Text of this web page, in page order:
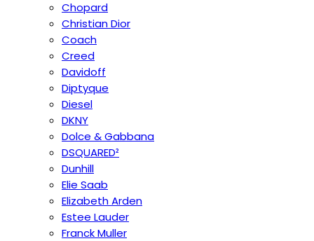
Chopard
Christian Dior
Coach
Creed
Davidoff
Diptyque
Diesel
DKNY
Dolce & Gabbana
DSQUARED²
Dunhill
Elie Saab
Elizabeth Arden
Estee Lauder
Franck Muller